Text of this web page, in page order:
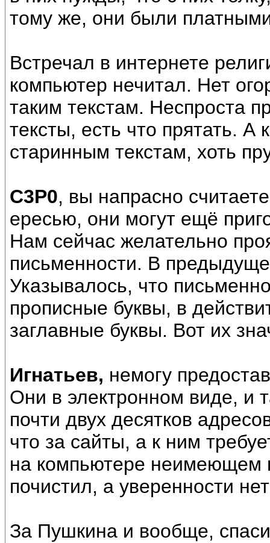
тому же, они были
Встречал в интернете
компьютер нечитал. Нет
таким текстам. Неспроста
тексты, есть что прятать.
старинным текстам, хоть
С3Р0, вы напрасно
ересью, они могут ещё
Нам сейчас желательно
письменности. В
Указывалось, что
прописные буквы, в
заглавные буквы. Вот их
Игнатьев, немогу
Они в электронном виде, и
почти двух десятков
что за сайты, а к ним
на компьютере неимеющем
почистил, а уверенности
За Пушкина и вообще,